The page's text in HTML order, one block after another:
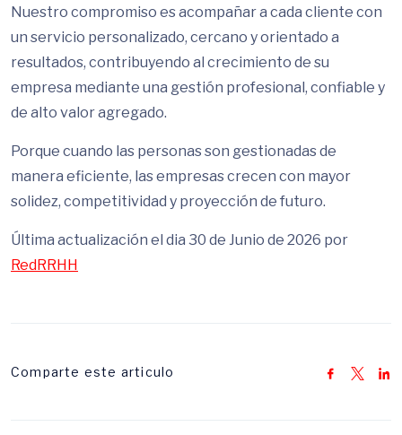
Nuestro compromiso es acompañar a cada cliente con
un servicio personalizado, cercano y orientado a
resultados, contribuyendo al crecimiento de su
empresa mediante una gestión profesional, confiable y
de alto valor agregado.
Porque cuando las personas son gestionadas de
manera eficiente, las empresas crecen con mayor
solidez, competitividad y proyección de futuro.
Última actualización el dia 30 de Junio de 2026 por
RedRRHH
Comparte este articulo